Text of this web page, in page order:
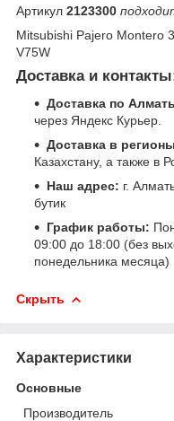
Артикул 2123300
Mitsubishi Pajero Montero
V75W
Доставка и
Доставка по
через Яндекс Курьер.
Доставка в
Казахстану, а также в
Наш адрес: г.
бутик
График работы:
09:00 до 18:00 (без
понедельника месяца)
Скрыть
Характеристики
Основные
Производитель